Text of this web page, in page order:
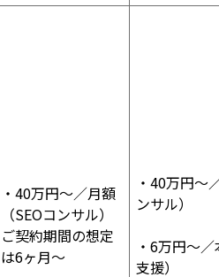
・40万円〜／月額
（SEOコンサル）
ご契約期間の想定
は6ヶ月〜
・40万円〜
ンサル）
・6万円〜
支援）